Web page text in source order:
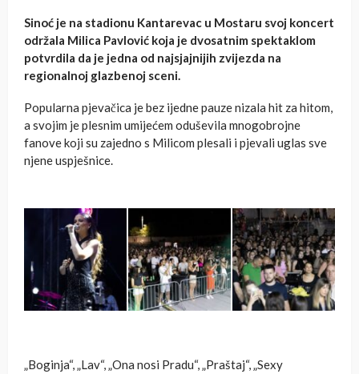
Sinoć je na stadionu Kantarevac u Mostaru svoj koncert
održala Milica Pavlović koja je dvosatnim spektaklom
potvrdila da je jedna od najsjajnijih zvijezda na
regionalnoj glazbenoj sceni.
Popularna pjevačica je bez ijedne pauze nizala hit za hitom,
a svojim je plesnim umijećem oduševila mnogobrojne
fanove koji su zajedno s Milicom plesali i pjevali uglas sve
njene uspješnice.
„Boginja“, „Lav“, „Ona nosi Pradu“, „Praštaj“, „Sexy